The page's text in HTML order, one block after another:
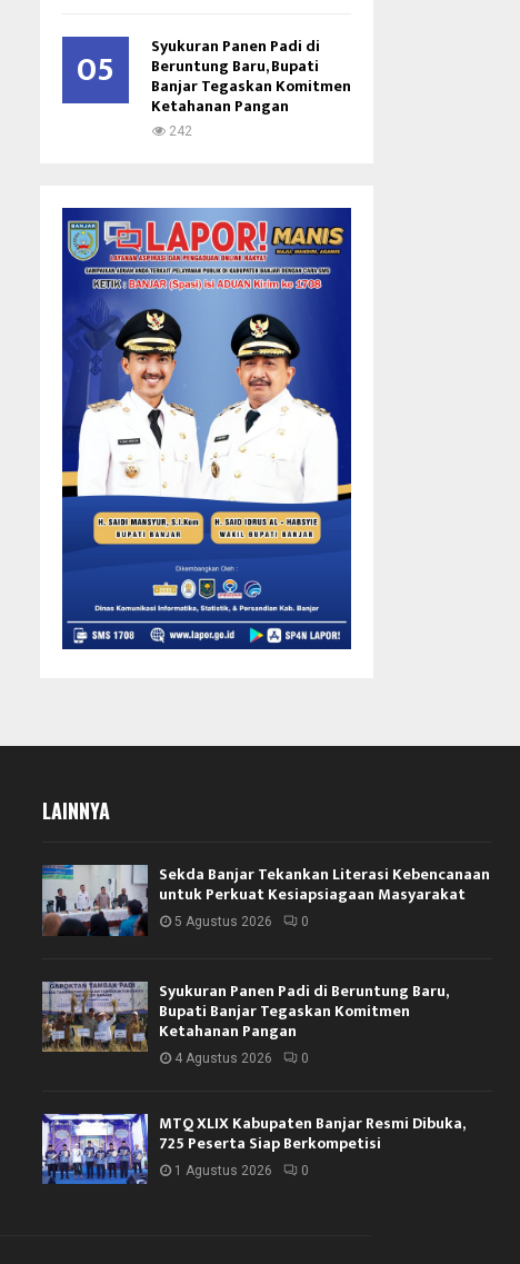
05 Syukuran Panen Padi di
Beruntung Baru, Bupati
Banjar Tegaskan Komitmen
Ketahanan Pangan
242
LAINNYA
Sekda Banjar Tekankan Literasi Kebencanaan
untuk Perkuat Kesiapsiagaan Masyarakat
5 Agustus 2026 0
Syukuran Panen Padi di Beruntung Baru,
Bupati Banjar Tegaskan Komitmen
Ketahanan Pangan
4 Agustus 2026 0
MTQ XLIX Kabupaten Banjar Resmi Dibuka,
725 Peserta Siap Berkompetisi
1 Agustus 2026 0